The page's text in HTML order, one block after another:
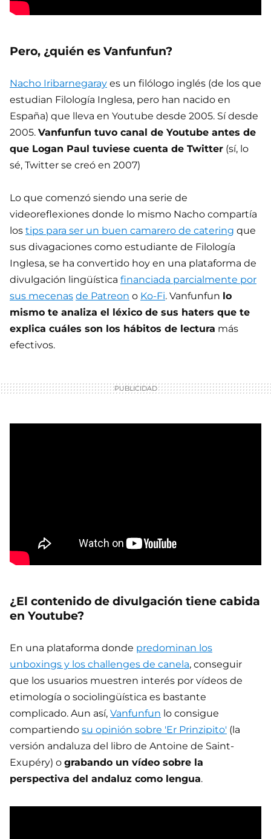
Pero, ¿quién es Vanfunfun?
Nacho Iribarnegaray es un filólogo inglés (de los que
estudian Filología Inglesa, pero han nacido en
España) que lleva en Youtube desde 2005. Sí desde
2005. Vanfunfun tuvo canal de Youtube antes de
que Logan Paul tuviese cuenta de Twitter (sí, lo
sé, Twitter se creó en 2007)
Lo que comenzó siendo una serie de
videoreflexiones donde lo mismo Nacho compartía
los tips para ser un buen camarero de catering que
sus divagaciones como estudiante de Filología
Inglesa, se ha convertido hoy en una plataforma de
divulgación lingüística financiada parcialmente por
sus mecenas de Patreon o Ko-Fi. Vanfunfun lo
mismo te analiza el léxico de sus haters que te
explica cuáles son los hábitos de lectura más
efectivos.
¿El contenido de divulgación tiene cabida
en Youtube?
En una plataforma donde predominan los
unboxings y los challenges de canela, conseguir
que los usuarios muestren interés por vídeos de
etimología o sociolingüística es bastante
complicado. Aun así, Vanfunfun lo consigue
compartiendo su opinión sobre 'Er Prinzipito' (la
versión andaluza del libro de Antoine de Saint-
Exupéry) o grabando un vídeo sobre la
perspectiva del andaluz como lengua.